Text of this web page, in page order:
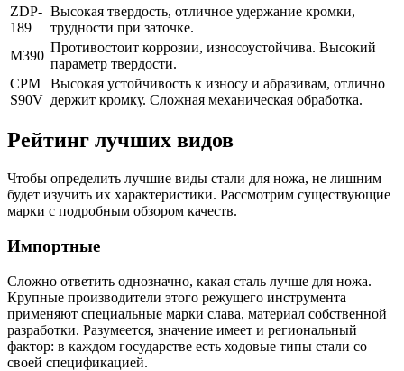
ZDP-
189
Высокая твердость, отличное удержание кромки,
трудности при заточке.
M390
Противостоит коррозии, износоустойчива. Высокий
параметр твердости.
CPM
S90V
Высокая устойчивость к износу и абразивам, отлично
держит кромку. Сложная механическая обработка.
Рейтинг лучших видов
Чтобы определить лучшие виды стали для ножа, не лишним
будет изучить их характеристики. Рассмотрим существующие
марки с подробным обзором качеств.
Импортные
Сложно ответить однозначно, какая сталь лучше для ножа.
Крупные производители этого режущего инструмента
применяют специальные марки слава, материал собственной
разработки. Разумеется, значение имеет и региональный
фактор: в каждом государстве есть ходовые типы стали со
своей спецификацией.